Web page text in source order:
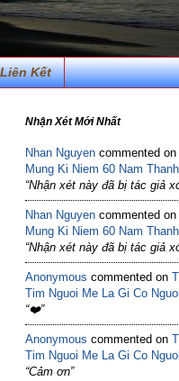
Liên Kết
Nhận Xét Mới Nhất
Nhan Nguyen commented on
Mung Ki Niem 60 Nam
“Nhận xét này đã bị tác giả
Nhan Nguyen commented on
Mung Ki Niem 60 Nam
“Nhận xét này đã bị tác giả
Anonymous commented on
Tim Nguoi Me La Gi Co
“❤️”
Anonymous commented on
Tim Nguoi Me La Gi Co
“Cảm ơn”